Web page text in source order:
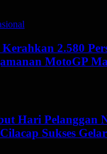
2.580
MotoGP
Hari Pelanggan
Sukses